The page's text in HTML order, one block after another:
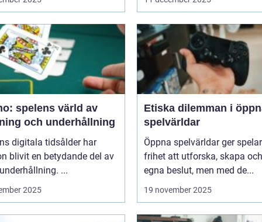
spelens värld av
och underhållning
digitala tidsålder har
blivit en betydande del av
...
2025
Etiska dilemman i
spelvärldar
Öppna spelvärldar ger
frihet att utforska, skapa
egna beslut, men med de...
19 november 2025